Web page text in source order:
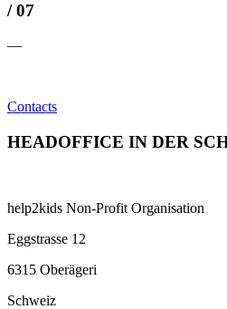
/ 07
—
Contacts
HEADOFFICE IN DER
help2kids Non-Profit Organisation
Eggstrasse 12
6315 Oberägeri
Schweiz